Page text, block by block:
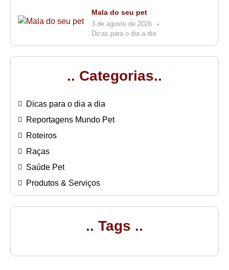
Mala do seu pet
3 de agosto de 2026
Dicas para o dia a dia
.. Categorias..
Dicas para o dia a dia
Reportagens Mundo Pet
Roteiros
Raças
Saúde Pet
Produtos & Serviços
.. Tags ..